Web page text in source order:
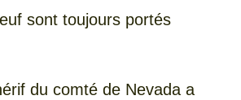
sont toujours portés
du comté de Nevada a